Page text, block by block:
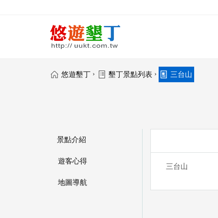
悠遊墾丁 › 墾丁景點列表 › 三台山
景點介紹
遊客心得
地圖導航
三台山